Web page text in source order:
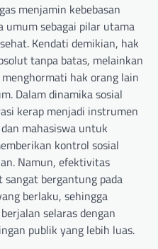
menjamin kebebasan
umum sebagai pilar utama
Kendati demikian, hak
tanpa batas, melainkan
hak orang lain
Dalam dinamika sosial
kerap menjadi instrumen
mahasiswa untuk
kontrol sosial
Namun, efektivitas
bergantung pada
berlaku, sehingga
selaras dengan
publik yang lebih luas.